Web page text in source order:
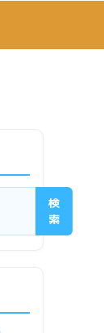
検
索